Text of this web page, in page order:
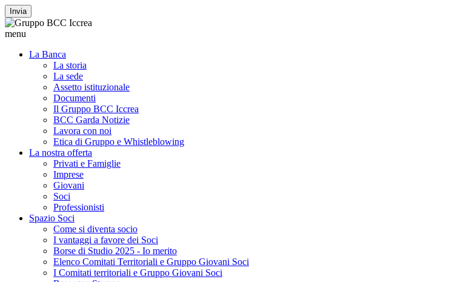
Invia
menu
La Banca
La storia
La sede
Assetto istituzionale
Documenti
Il Gruppo BCC Iccrea
BCC Garda Notizie
Lavora con noi
Etica di Gruppo e Whistleblowing
La nostra offerta
Privati e Famiglie
Imprese
Giovani
Soci
Professionisti
Spazio Soci
Come si diventa socio
I vantaggi a favore dei Soci
Borse di Studio 2025 - Io merito
Elenco Comitati Territoriali e Gruppo Giovani Soci
I Comitati territoriali e Gruppo Giovani Soci